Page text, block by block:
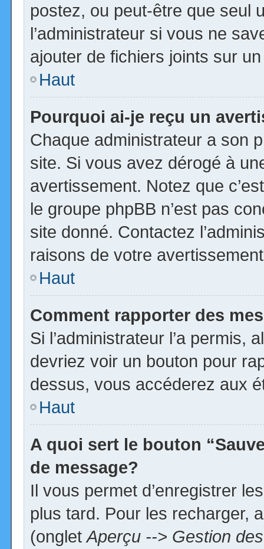
postez, ou peut-être que seul
l’administrateur si vous ne
ajouter de fichiers joints sur
Haut
Pourquoi ai-je reçu un
Chaque administrateur a son
site. Si vous avez dérogé à
avertissement. Notez que
le groupe phpBB n’est pas
site donné. Contactez
raisons de votre
Haut
Comment rapporter des
Si l’administrateur l’a permis,
devriez voir un bouton pour
dessus, vous accéderez aux
Haut
A quoi sert le bouton
de message?
Il vous permet d’enregistrer
plus tard. Pour les recharger,
(ongletAperçu --> Gestion